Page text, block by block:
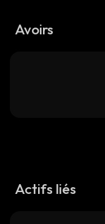
Avoirs
Actifs liés